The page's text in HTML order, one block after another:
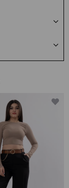
98
112
120